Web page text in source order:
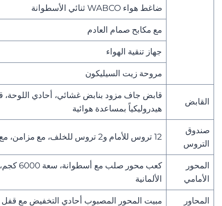
ضاغط هواء WABCO ثنائي الأسطوانة
مع مكابح صمام العادم
جهاز تنقية الهواء
مروحة زيت السيليكون
القابض
هيدروليكياً بمساعدة هوائية
صندوق
التروس
12 تروس للأمام و2 تروس للخلف، مع مزامن، مع ترس زائد
المحور
الأمامي
الألمانية
المحاور
مبيت المحور المصبوب أحادي التخفيض مع قفل